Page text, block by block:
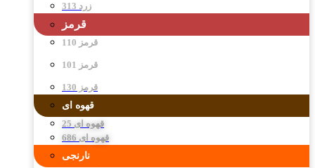
زرد 313
قرمز
قرمز 110
قرمز 101
قرمز 130
قهوه ای
قهوه ای 25
قهوه ای 686
نارنجی